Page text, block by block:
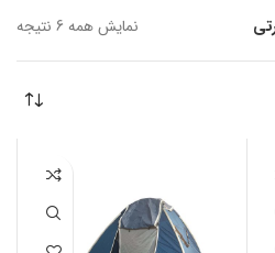
نمایش همه 6 نتیجه